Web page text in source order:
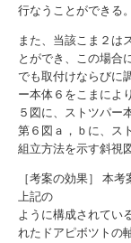
行なうことができる。
また、当該こま２は
とができ、この場合
でも取付けならびに
ー本体６をこまによ
５図に、ストツパー
第６図ａ，ｂに、ス
組立方法を示す斜視
［考案の効果］ 本
上記の
ように構成されてい
れたドアピボツトの